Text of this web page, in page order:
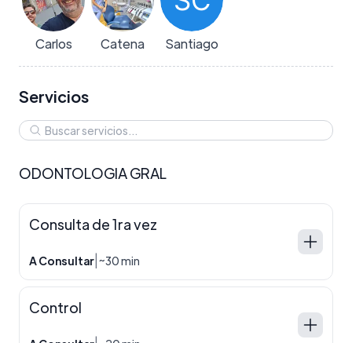
Carlos Catena Santiago
Servicios
ODONTOLOGIA GRAL
Consulta de 1ra vez
A Consultar ~30 min
Control